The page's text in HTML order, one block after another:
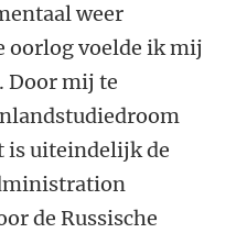
weer
oorlog voelde ik mij
Door mij te
is uiteindelijk de
de Russische